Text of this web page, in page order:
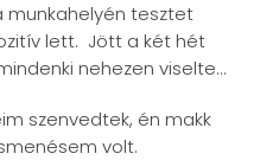
munkahelyén tesztet
lett. Jött a két hét
nehezen viselte...
szenvedtek, én makk
volt.